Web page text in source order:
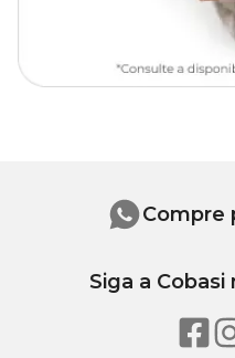
Tiuran
verificar qual é o tipo mais
Peso líquido: 80 g
fazer a higiene do pet, procure
ao corpo, deixando o produto
Compre
Siga a